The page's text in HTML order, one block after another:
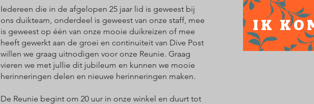
Iedereen die in de afgelopen 25 jaar lid is geweest bij
ons duikteam, onderdeel is geweest van onze staff, mee
is geweest op één van onze mooie duikreizen of mee
heeft gewerkt aan de groei en continuiteit van Dive Post
willen we graag uitnodigen voor onze Reunie. Graag
vieren we met jullie dit jubileum en kunnen we mooie
herinneringen delen en nieuwe herinneringen maken.
De Reunie begint om 20 uur in onze winkel en duurt tot
IK